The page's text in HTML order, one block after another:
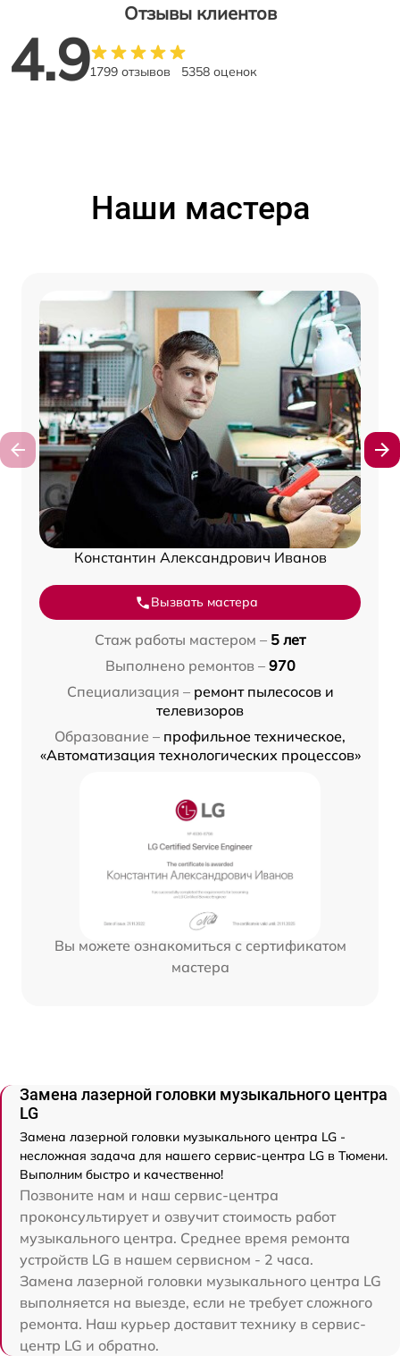
Отзывы клиентов
4.91799 отзывов 5358 оценок
Наши мастера
Константин Александрович Иванов
Вызвать мастера
Стаж работы мастером – 5 лет
Выполнено ремонтов – 970
Специализация – ремонт пылесосов и
телевизоров
Образование – профильное техническое,
«Автоматизация технологических процессов»
Вы можете ознакомиться с сертификатом
мастера
Замена лазерной головки музыкального центра
LG
Замена лазерной головки музыкального центра LG -
несложная задача для нашего сервис-центра LG в Тюмени.
Выполним быстро и качественно!
Позвоните нам и наш сервис-центра
проконсультирует и озвучит стоимость работ
музыкального центра. Среднее время ремонта
устройств LG в нашем сервисном - 2 часа.
Замена лазерной головки музыкального центра LG
выполняется на выезде, если не требует сложного
ремонта. Наш курьер доставит технику в сервис-
центр LG и обратно.